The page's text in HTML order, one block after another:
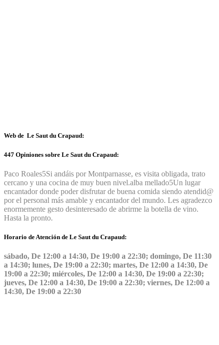
Web de Le Saut du Crapaud:
447 Opiniones sobre Le Saut du Crapaud:
Paco Roales5Si andáis por Montparnasse, es visita obligada, trato
cercano y una cocina de muy buen nivel.alba mellado5Un lugar
encantador donde poder disfrutar de buena comida siendo atendid@
por el personal más amable y encantador del mundo. Les agradezco
enormemente gesto desinteresado de abrirme la botella de vino.
Hasta la pronto.
Horario de Atención de Le Saut du Crapaud:
sábado, De 12:00 a 14:30, De 19:00 a 22:30; domingo, De 11:30
a 14:30; lunes, De 19:00 a 22:30; martes, De 12:00 a 14:30, De
19:00 a 22:30; miércoles, De 12:00 a 14:30, De 19:00 a 22:30;
jueves, De 12:00 a 14:30, De 19:00 a 22:30; viernes, De 12:00 a
14:30, De 19:00 a 22:30